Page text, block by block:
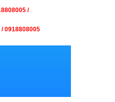
/
0918808005